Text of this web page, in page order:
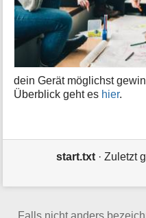
dein Gerät möglichst
Überblick geht es hier.
start.txt· Zuletzt
Falls nicht anders